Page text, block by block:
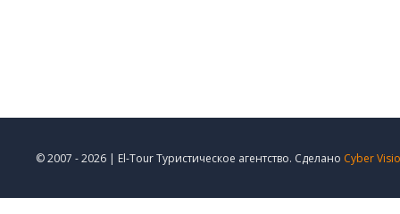
© 2007 - 2026 | El-Tour Туристическое агентство. Сделано Cyber